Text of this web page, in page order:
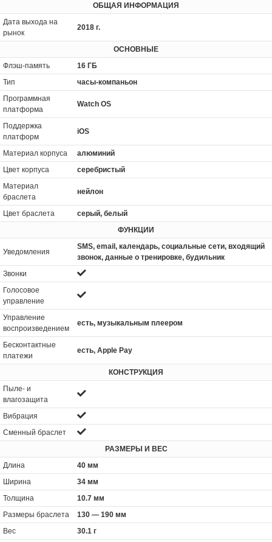
ОБЩАЯ ИНФОРМАЦИЯ
Дата выхода на
рынок
2018 г.
ОСНОВНЫЕ
Флэш-память
16 ГБ
Тип
часы-компаньон
Программная
платформа
Watch OS
Поддержка
платформ
iOS
Материал корпуса
алюминий
Цвет корпуса
серебристый
Материал
браслета
нейлон
Цвет браслета
серый, белый
ФУНКЦИИ
Уведомления
SMS, email, календарь, социальные сети, входящий
звонок, данные о тренировке, будильник
Звонки
Голосовое
управление
Управление
воспроизведением
есть, музыкальным плеером
Бесконтактные
платежи
есть, Apple Pay
КОНСТРУКЦИЯ
Пыле- и
влагозащита
Вибрация
Сменный браслет
РАЗМЕРЫ И ВЕС
Длина
40 мм
Ширина
34 мм
Толщина
10.7 мм
Размеры браслета
130 — 190 мм
Вес
30.1 г